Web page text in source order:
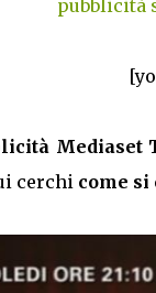
pubblicità
Mediaset
cerchi come